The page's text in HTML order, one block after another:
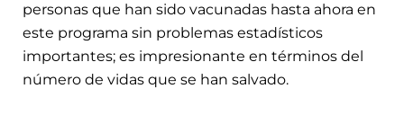
personas que han sido vacunadas hasta ahora en
este programa sin problemas estadísticos
importantes; es impresionante en términos del
número de vidas que se han salvado.